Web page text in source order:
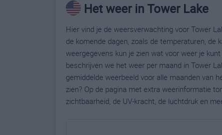
Het weer in Tower Lake
Hier vind je de weersverwachting voor Tower
de komende dagen, zoals de temperaturen, de
weergegevens kun je zien wat voor weer je
beschrijven we het weer per maand in Tower
gemiddelde weerbeeld voor alle maanden van
zien? Op de pagina met extra weerinformatie
zichtbaarheid, de UV-kracht, de luchtdruk en